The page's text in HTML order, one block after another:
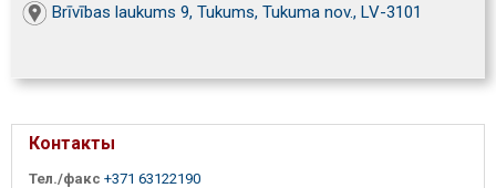
Brīvības laukums 9, Tukums, Tukuma nov., LV-3101
Контакты
Тел./факс +371 63122190